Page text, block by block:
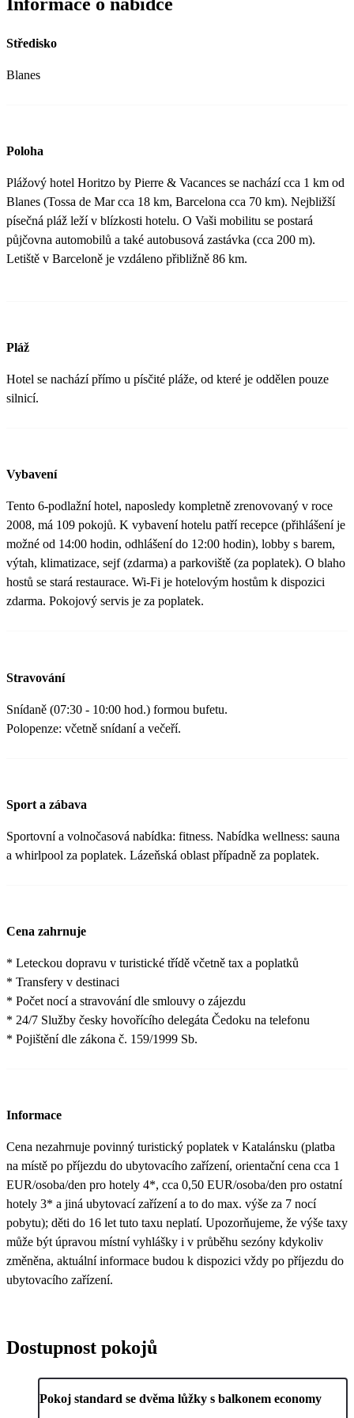
Středisko
Blanes
Poloha
Plážový hotel Horitzo by Pierre & Vacances se nachází cca 1 km od
Blanes (Tossa de Mar cca 18 km, Barcelona cca 70 km). Nejbližší
písečná pláž leží v blízkosti hotelu. O Vaši mobilitu se postará
půjčovna automobilů a také autobusová zastávka (cca 200 m).
Letiště v Barceloně je vzdáleno přibližně 86 km.
Pláž
Hotel se nachází přímo u písčité pláže, od které je oddělen pouze
silnicí.
Vybavení
Tento 6-podlažní hotel, naposledy kompletně zrenovovaný v roce
2008, má 109 pokojů. K vybavení hotelu patří recepce (přihlášení je
možné od 14:00 hodin, odhlášení do 12:00 hodin), lobby s barem,
výtah, klimatizace, sejf (zdarma) a parkoviště (za poplatek). O blaho
hostů se stará restaurace. Wi-Fi je hotelovým hostům k dispozici
zdarma. Pokojový servis je za poplatek.
Stravování
Snídaně (07:30 - 10:00 hod.) formou bufetu.
Polopenze: včetně snídaní a večeří.
Sport a zábava
Sportovní a volnočasová nabídka: fitness. Nabídka wellness: sauna
a whirlpool za poplatek. Lázeňská oblast případně za poplatek.
Cena zahrnuje
* Leteckou dopravu v turistické třídě včetně tax a poplatků
* Transfery v destinaci
* Počet nocí a stravování dle smlouvy o zájezdu
* 24/7 Služby česky hovořícího delegáta Čedoku na telefonu
* Pojištění dle zákona č. 159/1999 Sb.
Informace
Cena nezahrnuje povinný turistický poplatek v Katalánsku (platba
na místě po příjezdu do ubytovacího zařízení, orientační cena cca 1
EUR/osoba/den pro hotely 4*, cca 0,50 EUR/osoba/den pro ostatní
hotely 3* a jiná ubytovací zařízení a to do max. výše za 7 nocí
pobytu); děti do 16 let tuto taxu neplatí. Upozorňujeme, že výše taxy
může být úpravou místní vyhlášky i v průběhu sezóny kdykoliv
změněna, aktuální informace budou k dispozici vždy po příjezdu do
ubytovacího zařízení.
Dostupnost pokojů
Pokoj standard se dvěma lůžky s balkonem economy